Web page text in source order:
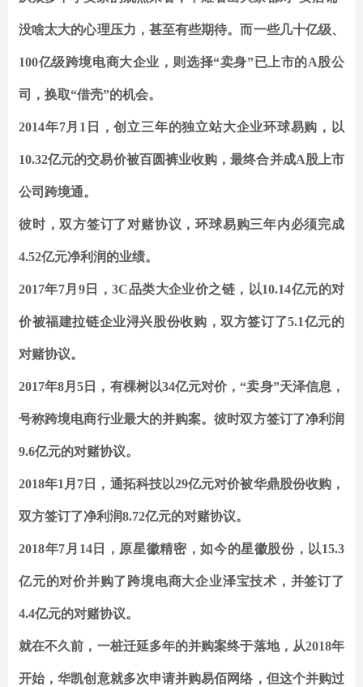
没啥太大的心理压力，甚至有些期待。而一些几十亿级、
100亿级跨境电商大企业，则选择“卖身”已上市的A股公
司，换取“借壳”的机会。
2014年7月1日，创立三年的独立站大企业环球易购，以
10.32亿元的交易价被百圆裤业收购，最终合并成A股上市
公司跨境通。
彼时，双方签订了对赌协议，环球易购三年内必须完成
4.52亿元净利润的业绩。
2017年7月9日，3C品类大企业价之链，以10.14亿元的对
价被福建拉链企业浔兴股份收购，双方签订了5.1亿元的
对赌协议。
2017年8月5日，有棵树以34亿元对价，“卖身”天泽信息，
号称跨境电商行业最大的并购案。彼时双方签订了净利润
9.6亿元的对赌协议。
2018年1月7日，通拓科技以29亿元对价被华鼎股份收购，
双方签订了净利润8.72亿元的对赌协议。
2018年7月14日，原星徽精密，如今的星徽股份，以15.3
亿元的对价并购了跨境电商大企业泽宝技术，并签订了
4.4亿元的对赌协议。
就在不久前，一桩迁延多年的并购案终于落地，从2018年
开始，华凯创意就多次申请并购易佰网络，但这个并购过